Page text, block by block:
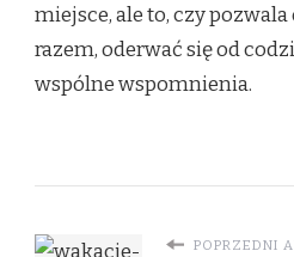
miejsce, ale to, czy
razem, oderwać się od
wspólne wspomnienia.
POPRZEDNI